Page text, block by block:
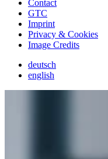
Contact
GTC
Imprint
Privacy & Cookies
Image Credits
deutsch
english